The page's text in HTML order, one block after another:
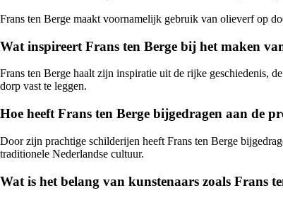
Frans ten Berge maakt voornamelijk gebruik van olieverf op
Wat inspireert Frans ten Berge bij het maken
Frans ten Berge haalt zijn inspiratie uit de rijke geschiedenis,
dorp vast te leggen.
Hoe heeft Frans ten Berge bijgedragen aan de
Door zijn prachtige schilderijen heeft Frans ten Berge
traditionele Nederlandse cultuur.
Wat is het belang van kunstenaars zoals Frans